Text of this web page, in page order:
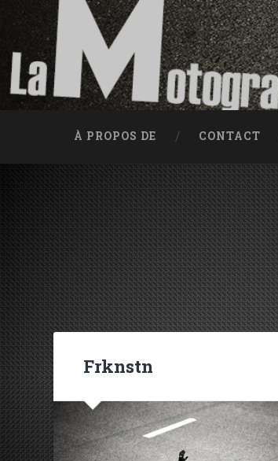
Accéder au contenu principal
Recherche
Traces d'huile depuis 2002
À PROPOS DE CONTACT
Frknstn